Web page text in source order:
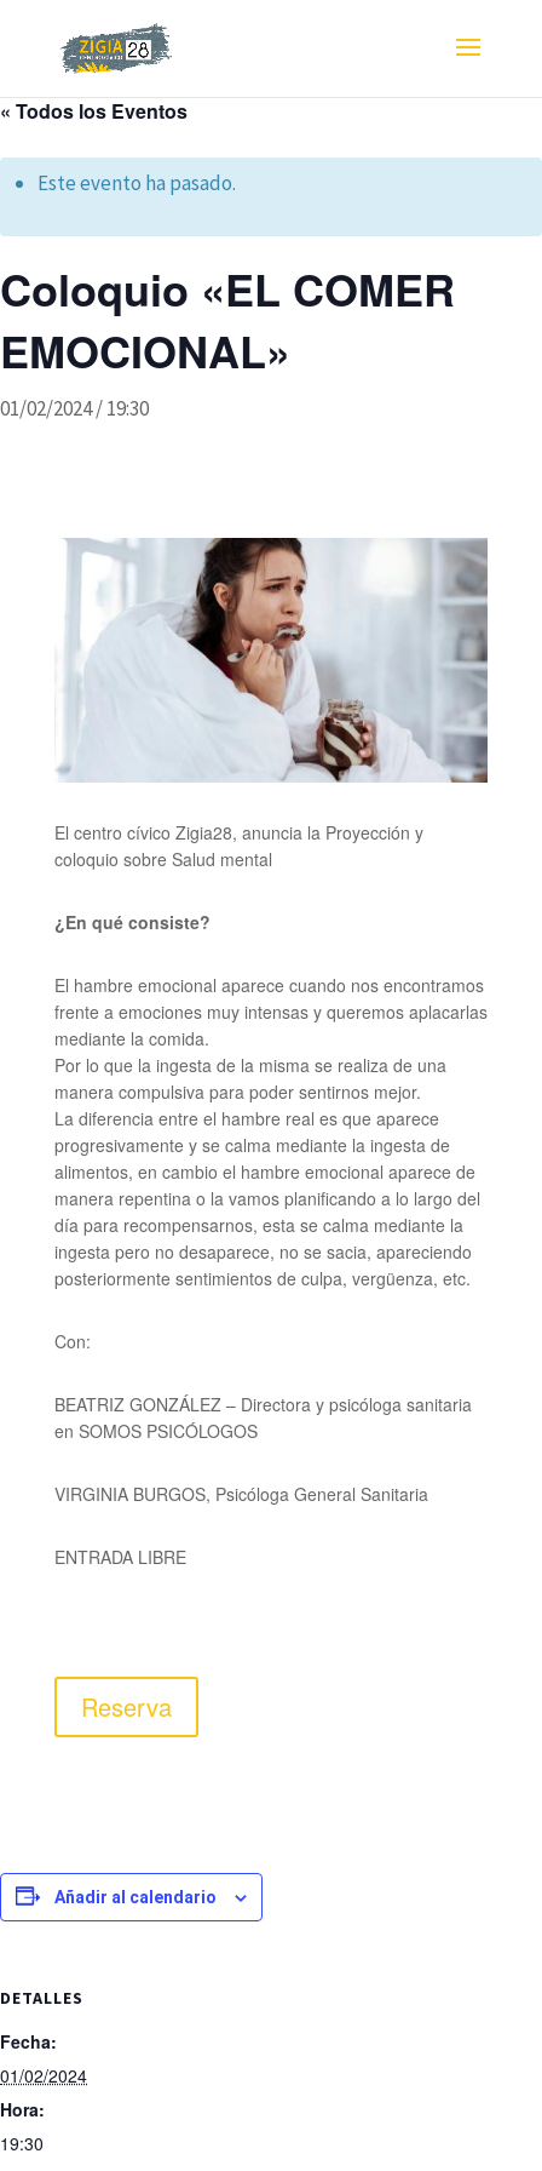
« Todos los Eventos
Este evento ha pasado.
Coloquio «EL COMER
EMOCIONAL»
01/02/2024 / 19:30
El centro cívico Zigia28, anuncia la Proyección y
coloquio sobre Salud mental
¿En qué consiste?
El hambre emocional aparece cuando nos encontramos
frente a emociones muy intensas y queremos aplacarlas
mediante la comida.
Por lo que la ingesta de la misma se realiza de una
manera compulsiva para poder sentirnos mejor.
La diferencia entre el hambre real es que aparece
progresivamente y se calma mediante la ingesta de
alimentos, en cambio el hambre emocional aparece de
manera repentina o la vamos planificando a lo largo del
día para recompensarnos, esta se calma mediante la
ingesta pero no desaparece, no se sacia, apareciendo
posteriormente sentimientos de culpa, vergüenza, etc.
Con:
BEATRIZ GONZÁLEZ – Directora y psicóloga sanitaria
en SOMOS PSICÓLOGOS
VIRGINIA BURGOS, Psicóloga General Sanitaria
ENTRADA LIBRE
Reserva
Añadir al calendario
DETALLES
Fecha:
01/02/2024
Hora:
19:30